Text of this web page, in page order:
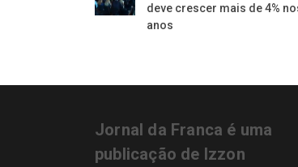
deve crescer mais de 4%
anos
Jornal da Franca é uma
publicação de Izzon